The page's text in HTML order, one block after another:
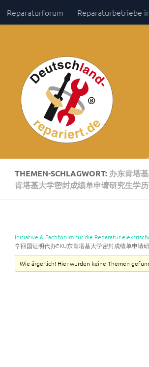
Zum Inhalt springen
Reparaturforum Reparaturbetriebe
THEMEN-SCHLAGWORT: 办东肯塔
肯塔基大学密封成绩单申请研究生学
Initiative & Fachforum für die Reparatur
学回国证明代办EKU东肯塔基大学密封成绩单申请
Wie ärgerlich! Hier wurden keine Themen